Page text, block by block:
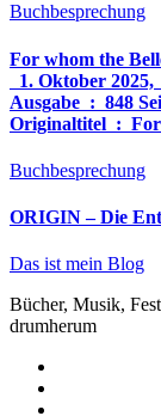
Buchbesprechung
For whom the
1. Oktober
Ausgabe ‏ : ‎ 848 Seiten, ISBN-13 ‏ : ‎ 978-3764533694,
Buchbesprechung
ORIGIN – Die
Das ist mein Blog
Bücher, Musik,
drumherum